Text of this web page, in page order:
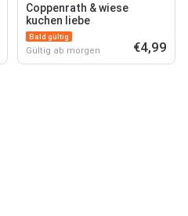
Coppenrath & wiese
kuchen liebe
Bald gültig
Gültig ab morgen €4,99